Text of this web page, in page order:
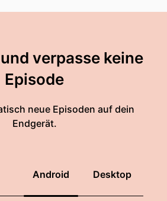
verpasse keine
Episode
neue Episoden auf dein
Endgerät.
Android Desktop